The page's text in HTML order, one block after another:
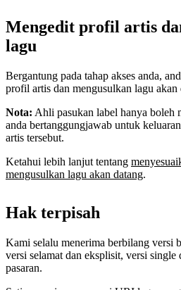
Mengedit profil artis
lagu
Bergantung pada tahap akses anda,
profil artis dan mengusulkan lagu akan
Nota: Ahli pasukan label hanya boleh
anda bertanggungjawab untuk
artis tersebut.
Ketahui lebih lanjut tentang
mengusulkan lagu akan datang.
Hak terpisah
Kami selalu menerima berbilang versi
versi selamat dan eksplisit, versi single
pasaran.